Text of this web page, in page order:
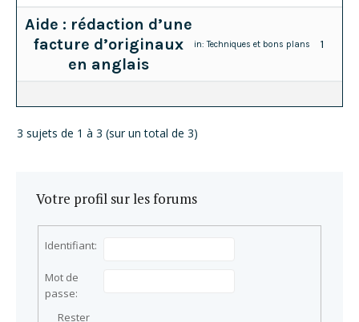
Aide : rédaction d’une
facture d’originaux
en anglais
in:Techniques et bons plans 1
3 sujets de 1 à 3 (sur un total de 3)
Votre profil sur les forums
Identifiant:
Mot de
passe:
Rester